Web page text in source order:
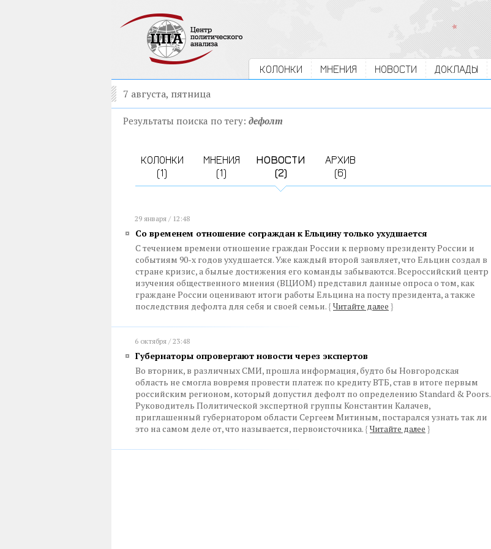
КОЛОНКИ МНЕНИЯ НОВОСТИ ДОКЛАДЫ
7 августа, пятница
Результаты поиска по тегу: дефолт
КОЛОНКИ
(1)
МНЕНИЯ
(1)
НОВОСТИ
(2)
АРХИВ
(6)
29 января / 12:48
Со временем отношение сограждан к Ельцину только ухудшается
С течением времени отношение граждан России к первому президенту России и
событиям 90-х годов ухудшается. Уже каждый второй заявляет, что Ельцин создал в
стране кризис, а былые достижения его команды забываются. Всероссийский центр
изучения общественного мнения (ВЦИОМ) представил данные опроса о том, как
граждане России оценивают итоги работы Ельцина на посту президента, а также
последствия дефолта для себя и своей семьи. { Читайте далее }
6 октября / 23:48
Губернаторы опровергают новости через экспертов
Во вторник, в различных СМИ, прошла информация, будто бы Новгородская
область не смогла вовремя провести платеж по кредиту ВТБ, став в итоге первым
российским регионом, который допустил дефолт по определению Standard & Poors.
Руководитель Политической экспертной группы Константин Калачев,
приглашенный губернатором области Сергеем Митиным, постарался узнать так ли
это на самом деле от, что называется, первоисточника. { Читайте далее }